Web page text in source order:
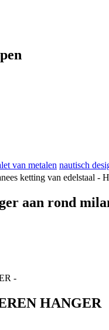
van metalen nautisch
aan rond
HANGER